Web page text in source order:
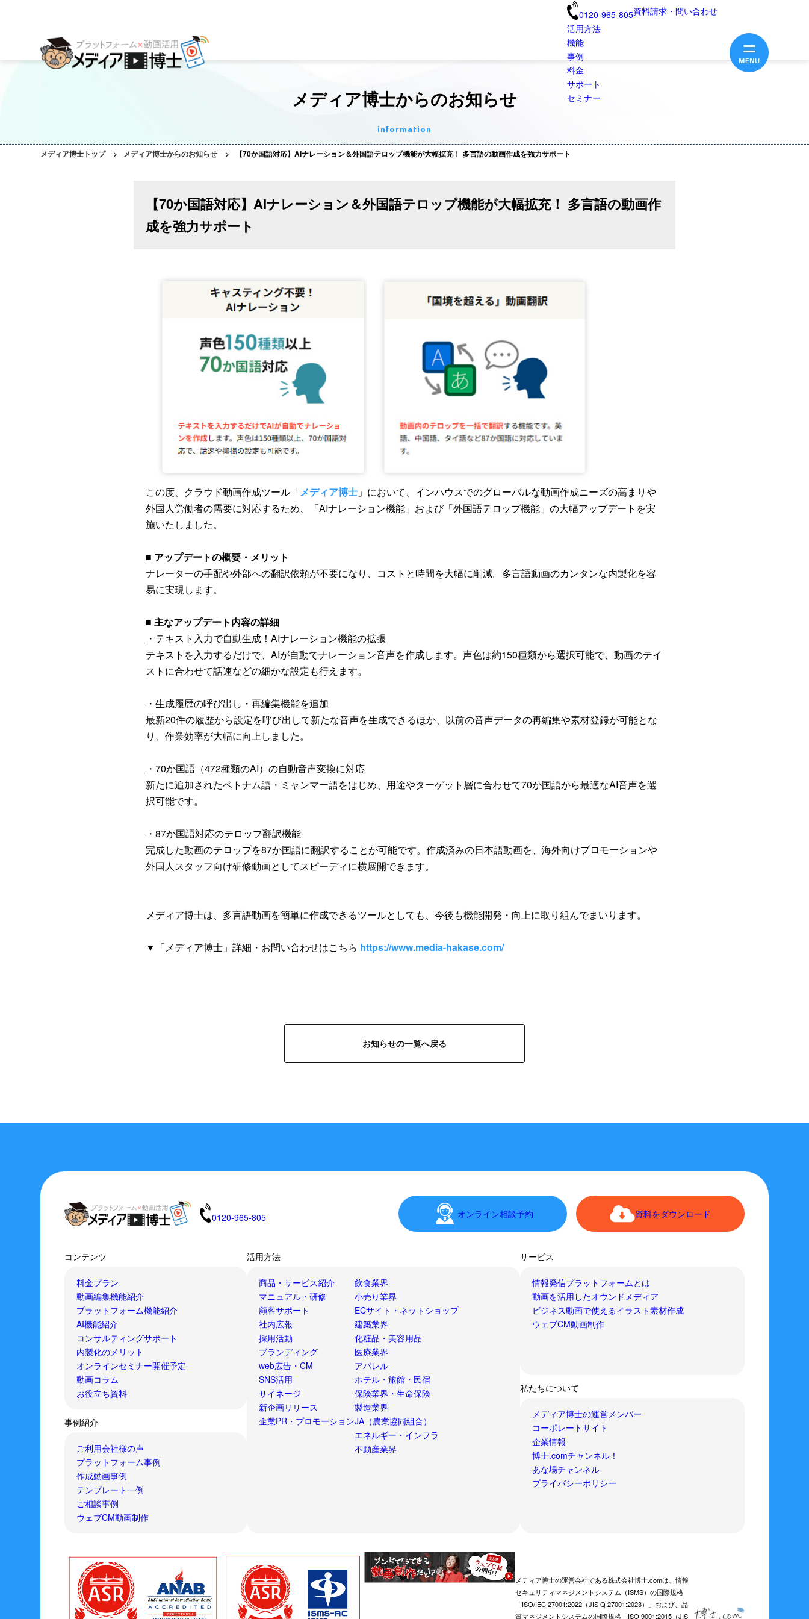
0120-965-805資料請求・問い合わせ
活用方法
機能
事例
料金
サポート
セミナー
メディア博士からのお知らせ
information
メディア博士トップ > メディア博士からのお知らせ > 【70か国語対応】AIナレーション＆外国語テロップ機能が大幅拡充！ 多言語の動画作成を強力サポート
【70か国語対応】AIナレーション＆外国語テロップ機能が大幅拡充！ 多言語の動画作
成を強力サポート
この度、クラウド動画作成ツール「メディア博士 」において、インハウスでのグローバルな動画作成ニーズの高まりや
外国人労働者の需要に対応するため、「AIナレーション機能」および「外国語テロップ機能」の大幅アップデートを実
施いたしました。
■ アップデートの概要・メリット
ナレーターの手配や外部への翻訳依頼が不要になり、コストと時間を大幅に削減。多言語動画のカンタンな内製化を容
易に実現します。
■ 主なアップデート内容の詳細
・テキスト入力で自動生成！AIナレーション機能の拡張
テキストを入力するだけで、AIが自動でナレーション音声を作成します。声色は約150種類から選択可能で、動画のテイ
ストに合わせて話速などの細かな設定も行えます。
・生成履歴の呼び出し・再編集機能を追加
最新20件の履歴から設定を呼び出して新たな音声を生成できるほか、以前の音声データの再編集や素材登録が可能とな
り、作業効率が大幅に向上しました。
・70か国語（472種類のAI）の自動音声変換に対応
新たに追加されたベトナム語・ミャンマー語をはじめ、用途やターゲット層に合わせて70か国語から最適なAI音声を選
択可能です。
・87か国語対応のテロップ翻訳機能
完成した動画のテロップを87か国語に翻訳することが可能です。作成済みの日本語動画を、海外向けプロモーションや
外国人スタッフ向け研修動画としてスピーディに横展開できます。
メディア博士は、多言語動画を簡単に作成できるツールとしても、今後も機能開発・向上に取り組んでまいります。
▼「メディア博士」詳細・お問い合わせはこちら https://www.media-hakase.com/
お知らせの一覧へ戻る
0120-965-805 オンライン相談予約 資料をダウンロード
コンテンツ
料金プラン
動画編集機能紹介
プラットフォーム機能紹介
AI機能紹介
コンサルティングサポート
内製化のメリット
オンラインセミナー開催予定
動画コラム
お役立ち資料
事例紹介
ご利用会社様の声
プラットフォーム事例
作成動画事例
テンプレート一例
ご相談事例
ウェブCM動画制作
活用方法
商品・サービス紹介
マニュアル・研修
顧客サポート
社内広報
採用活動
ブランディング
web広告・CM
SNS活用
サイネージ
新企画リリース
企業PR・プロモーション
飲食業界
小売り業界
ECサイト・ネットショップ
建築業界
化粧品・美容用品
医療業界
アパレル
ホテル・旅館・民宿
保険業界・生命保険
製造業界
JA（農業協同組合）
エネルギー・インフラ
不動産業界
サービス
情報発信プラットフォームとは
動画を活用したオウンドメディア
ビジネス動画で使えるイラスト素材作成
ウェブCM動画制作
私たちについて
メディア博士の運営メンバー
コーポレートサイト
企業情報
博士.comチャンネル！
あな場チャンネル
プライバシーポリシー
メディア博士の運営会社である株式会社博士.comは、情報
セキュリティマネジメントシステム（ISMS）の国際規格
「ISO/IEC 27001:2022（JIS Q 27001:2023）」および、品
質マネジメントシステムの国際規格「ISO 9001:2015（JIS